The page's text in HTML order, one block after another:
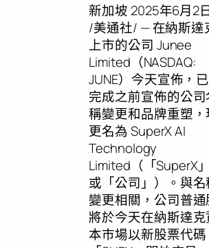
新加坡 2025年6月2
/美通社/ — 在納斯達
上市的公司 Junee
Limited（NASDAQ:
JUNE）今天宣佈，已
完成之前宣佈的公司
稱變更和品牌重塑，
更名為 SuperX AI
Technology
Limited（「SuperX」
或「公司」）。與名
變更相關，公司普通
將於今天在納斯達克
本市場以新股票代碼